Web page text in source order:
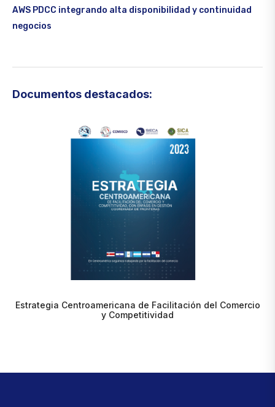
AWS PDCC integrando alta disponibilidad y continuidad
negocios
Documentos destacados:
Estrategia Centroamericana de Facilitación del Comercio
y Competitividad